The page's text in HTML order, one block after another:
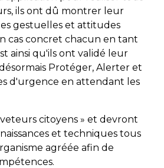
ils ont dû montrer leur
gestuelles et attitudes
cas concret chacun en tant
ainsi qu'ils ont validé leur
Protéger, Alerter et
d'urgence en attendant les
citoyens » et devront
et techniques tous
agréée afin de